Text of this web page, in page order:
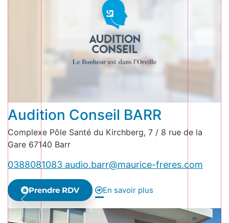
Audition Conseil BARR
Complexe Pôle Santé du Kirchberg, 7 / 8 rue de la
Gare 67140 Barr
0388081083 audio.barr@maurice-freres.com
Prendre RDV En savoir plus